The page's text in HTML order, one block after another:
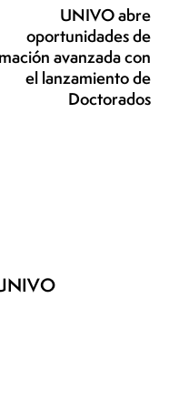
UNIVO abre
oportunidades de
avanzada con
el lanzamiento de
Doctorados